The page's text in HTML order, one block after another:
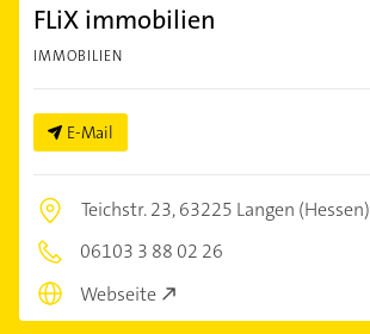
FLiX immobilien
IMMOBILIEN
E-Mail
Teichstr. 23,63225 Langen (Hessen)
06103 3 88 02 26
Webseite